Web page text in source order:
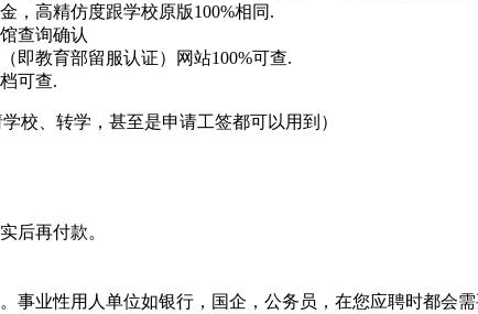
，高精仿度跟学校原版100%相同.
查询确认
即教育部留服认证）网站100%可查.
可查.
校、转学，甚至是申请工签都可以用到）
后再付款。
事业性用人单位如银行，国企，公务员，在您应聘时都会